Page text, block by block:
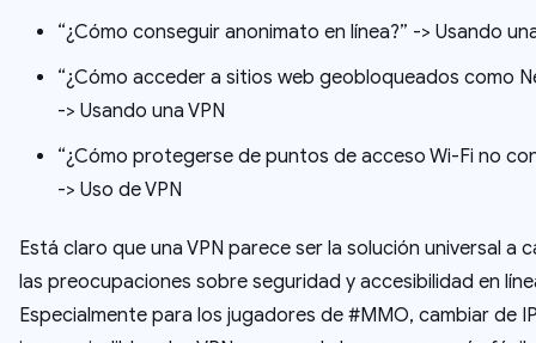
“¿Cómo conseguir anonimato en línea?” -> Usando
“¿Cómo acceder a sitios web geobloqueados como
-> Usando una VPN
“¿Cómo protegerse de puntos de acceso Wi-Fi no
-> Uso de VPN
Está claro que una VPN parece ser la solución universal a
las preocupaciones sobre seguridad y accesibilidad en
Especialmente para los jugadores de #MMO, cambiar de